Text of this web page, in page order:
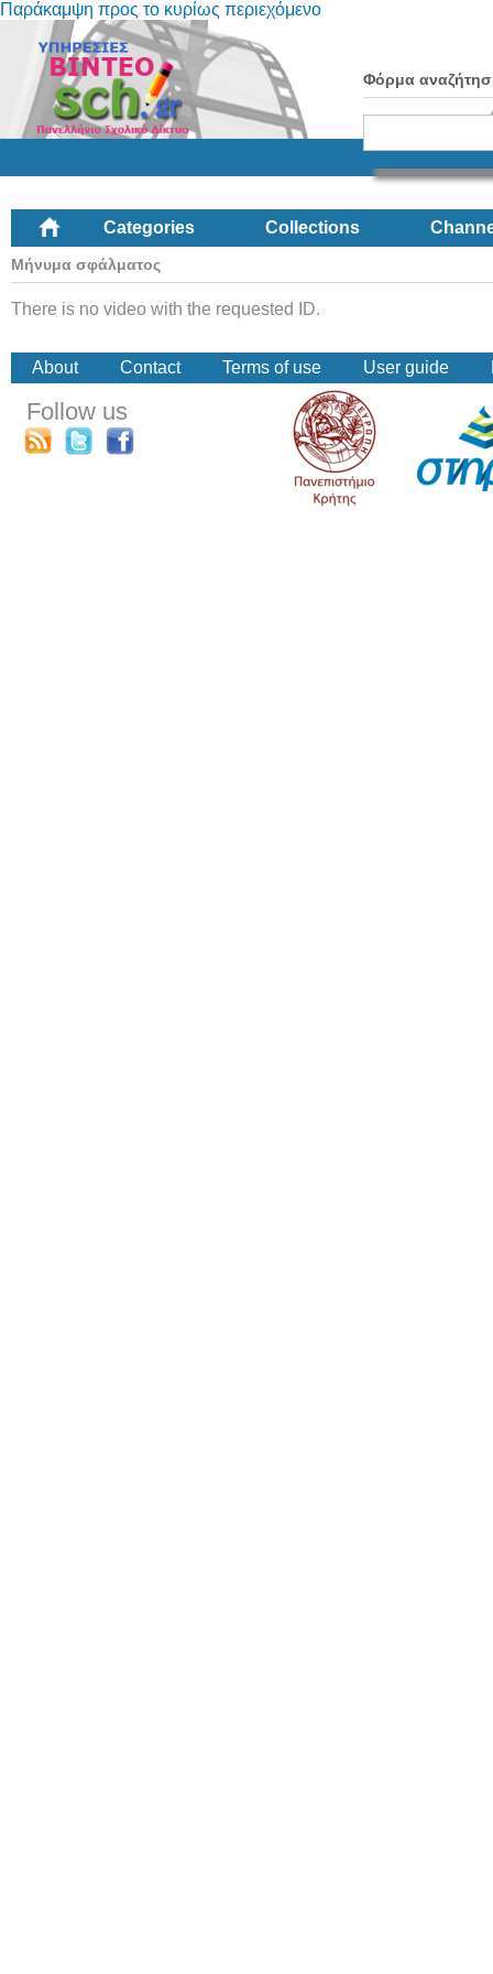
Παράκαμψη προς το κυρίως περιεχόμενο
Φόρμα
Categories Collections
Μήνυμα σφάλματος
There is no video with the requested ID.
About Contact Terms of use User guide
Follow us